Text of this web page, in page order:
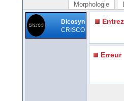
Morphologie
Dicosyn
CRISCO
Erreur